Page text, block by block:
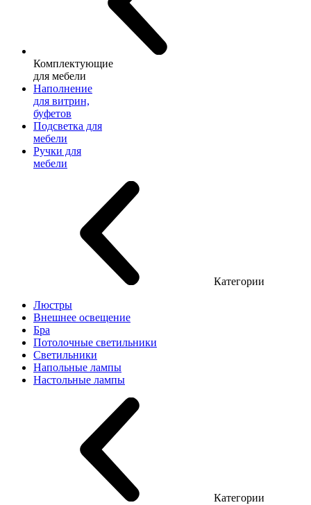
Комплектующие
для мебели
Наполнение
для витрин,
буфетов
Подсветка для
мебели
Ручки для
мебели
Категории
Люстры
Внешнее освещение
Бра
Потолочные светильники
Светильники
Напольные лампы
Настольные лампы
Категории